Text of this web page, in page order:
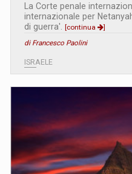
La Corte penale
internazionale per
di guerra'.
[continua
]
di Francesco Paolini
ISRAELE